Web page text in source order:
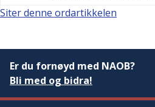
Siter denne ordartikkelen
Er du fornøyd med NAOB?
Bli med og bidra!